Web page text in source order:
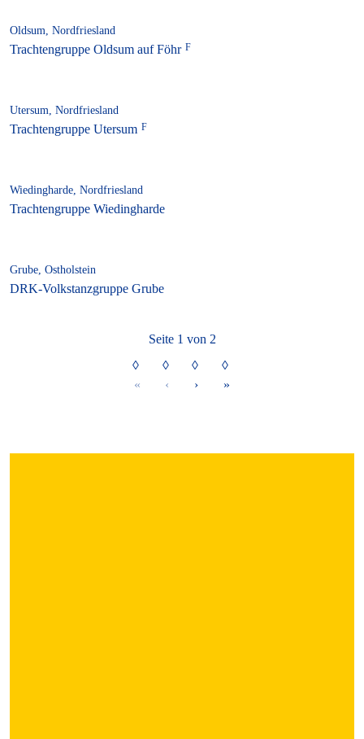
Oldsum, Nordfriesland
Trachtengruppe Oldsum auf Föhr
Utersum, Nordfriesland
Trachtengruppe Utersum
Wiedingharde, Nordfriesland
Trachtengruppe Wiedingharde
Grube, Ostholstein
DRK-Volkstanzgruppe Grube
Seite 1 von 2